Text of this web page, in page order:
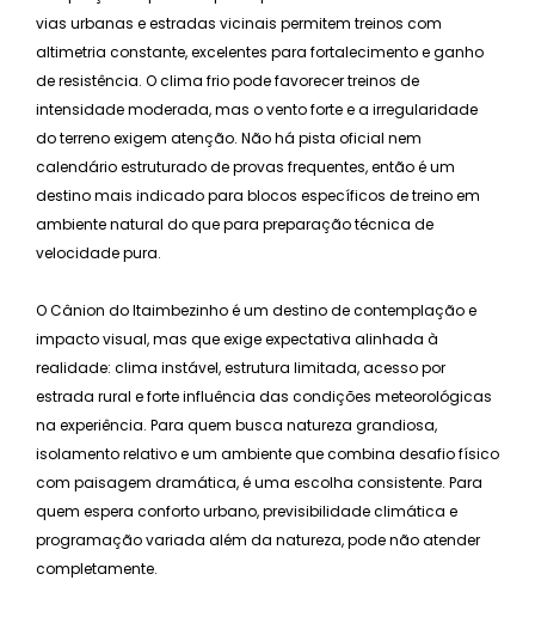
vias urbanas e estradas vicinais permitem treinos com
altimetria constante, excelentes para fortalecimento e ganho
de resistência. O clima frio pode favorecer treinos de
intensidade moderada, mas o vento forte e a irregularidade
do terreno exigem atenção. Não há pista oficial nem
calendário estruturado de provas frequentes, então é um
destino mais indicado para blocos específicos de treino em
ambiente natural do que para preparação técnica de
velocidade pura.
O Cânion do Itaimbezinho é um destino de contemplação e
impacto visual, mas que exige expectativa alinhada à
realidade: clima instável, estrutura limitada, acesso por
estrada rural e forte influência das condições meteorológicas
na experiência. Para quem busca natureza grandiosa,
isolamento relativo e um ambiente que combina desafio físico
com paisagem dramática, é uma escolha consistente. Para
quem espera conforto urbano, previsibilidade climática e
programação variada além da natureza, pode não atender
completamente.